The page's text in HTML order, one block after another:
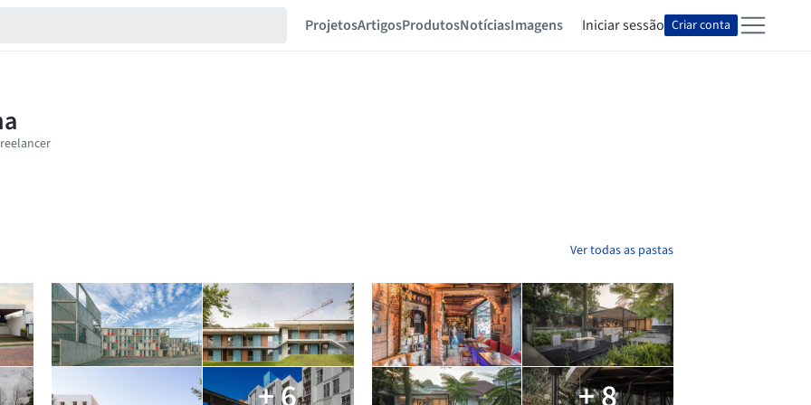
ProjetosArtigosProdutosNotíciasImagens Iniciar sessão Criar conta
Ver todas as pastas